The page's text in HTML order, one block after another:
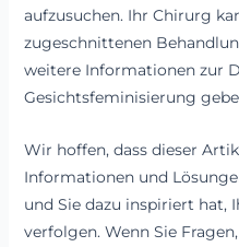
aufzusuchen. Ihr Chirurg
zugeschnittenen
weitere Informationen zur
Gesichtsfeminisierung
Wir hoffen, dass dieser
Informationen und
und Sie dazu inspiriert hat,
verfolgen. Wenn Sie